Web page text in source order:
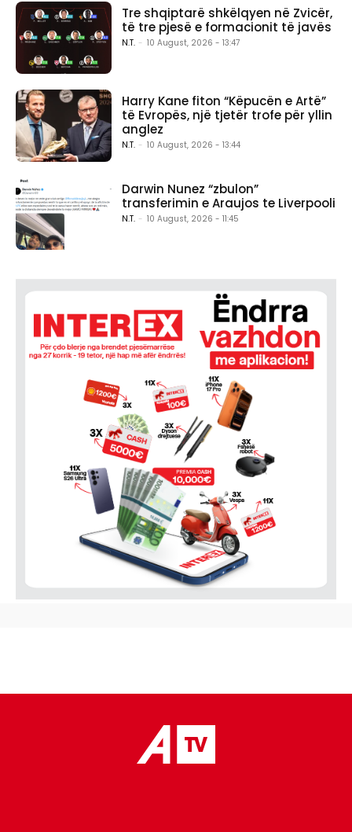
Tre shqiptarë shkëlqyen në Zvicër,
të tre pjesë e formacionit të javës
N.T. - 10 August, 2026 - 13:47
Harry Kane fiton “Këpucën e Artë”
të Evropës, një tjetër trofe për yllin
anglez
N.T. - 10 August, 2026 - 13:44
Darwin Nunez “zbulon”
transferimin e Araujos te Liverpooli
N.T. - 10 August, 2026 - 11:45